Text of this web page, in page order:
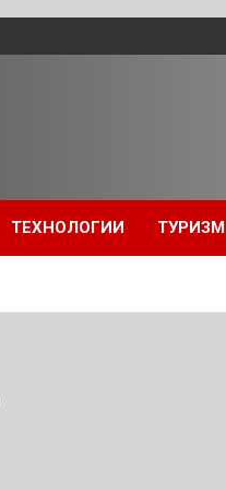
ТЕХНОЛОГИИ ТУРИЗМ